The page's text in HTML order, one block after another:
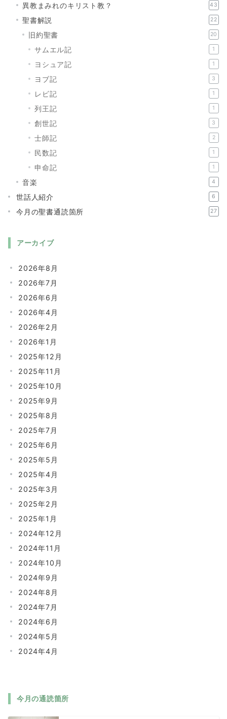
異教まみれのキリスト教？ 43
聖書解説 22
旧約聖書 20
サムエル記 1
ヨシュア記 1
ヨブ記 3
レビ記 1
列王記 1
創世記 3
士師記 2
民数記 1
申命記 1
音楽 4
世話人紹介 6
今月の聖書通読箇所 27
アーカイブ
2026年8月
2026年7月
2026年6月
2026年4月
2026年2月
2026年1月
2025年12月
2025年11月
2025年10月
2025年9月
2025年8月
2025年7月
2025年6月
2025年5月
2025年4月
2025年3月
2025年2月
2025年1月
2024年12月
2024年11月
2024年10月
2024年9月
2024年8月
2024年7月
2024年6月
2024年5月
2024年4月
今月の通読箇所